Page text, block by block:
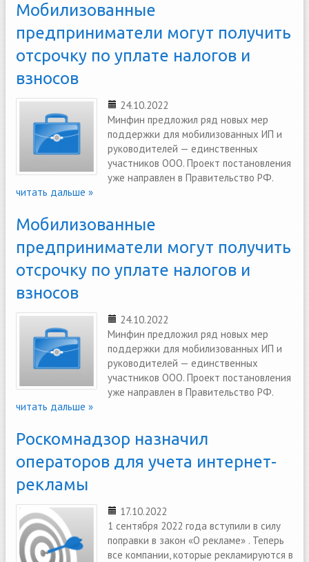
Мобилизованные
предприниматели могут получить
отсрочку по уплате налогов и
взносов
24.10.2022
Минфин предложил ряд новых мер
поддержки для мобилизованных ИП и
руководителей — единственных
участников ООО. Проект постановления
уже направлен в Правительство РФ.
читать дальше »
Мобилизованные
предприниматели могут получить
отсрочку по уплате налогов и
взносов
24.10.2022
Минфин предложил ряд новых мер
поддержки для мобилизованных ИП и
руководителей — единственных
участников ООО. Проект постановления
уже направлен в Правительство РФ.
читать дальше »
Роскомнадзор назначил
операторов для учета интернет-
рекламы
17.10.2022
1 сентября 2022 года вступили в силу
поправки в закон «О рекламе» . Теперь
все компании, которые рекламируются в